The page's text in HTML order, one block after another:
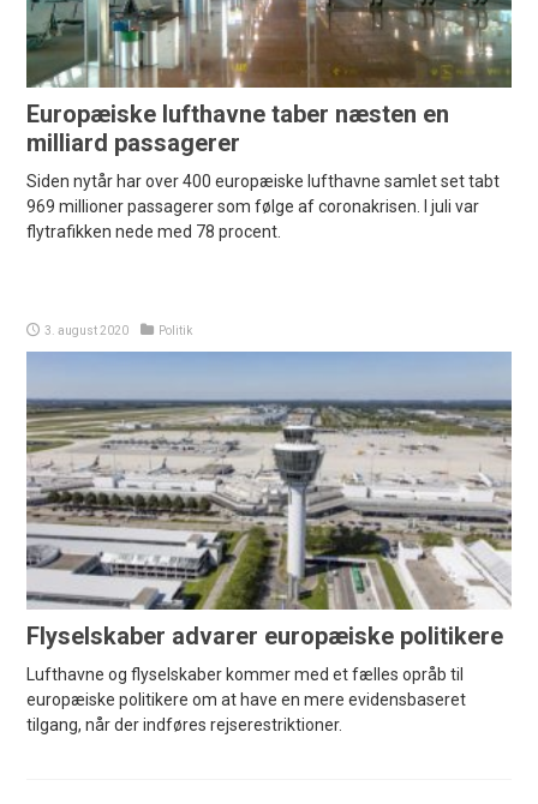
Europæiske lufthavne taber næsten en
milliard passagerer
Siden nytår har over 400 europæiske lufthavne samlet set tabt
969 millioner passagerer som følge af coronakrisen. I juli var
flytrafikken nede med 78 procent.
3. august 2020 Politik
Flyselskaber advarer europæiske politikere
Lufthavne og flyselskaber kommer med et fælles opråb til
europæiske politikere om at have en mere evidensbaseret
tilgang, når der indføres rejserestriktioner.